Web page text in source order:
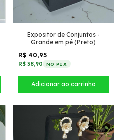
Expositor de Conjuntos -
Grande em pé (Preto)
R$ 40,95
R$ 38,90 NO PIX